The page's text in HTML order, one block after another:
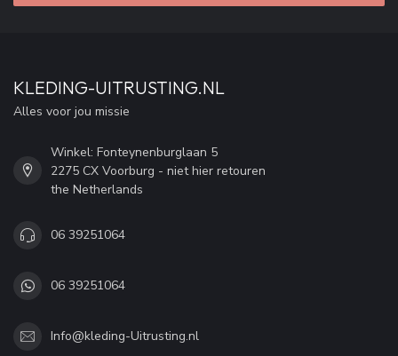
KLEDING-UITRUSTING.NL
Alles voor jou missie
Winkel: Fonteynenburglaan 5
2275 CX Voorburg - niet hier retouren
the Netherlands
06 39251064
06 39251064
Info@kleding-Uitrusting.nl